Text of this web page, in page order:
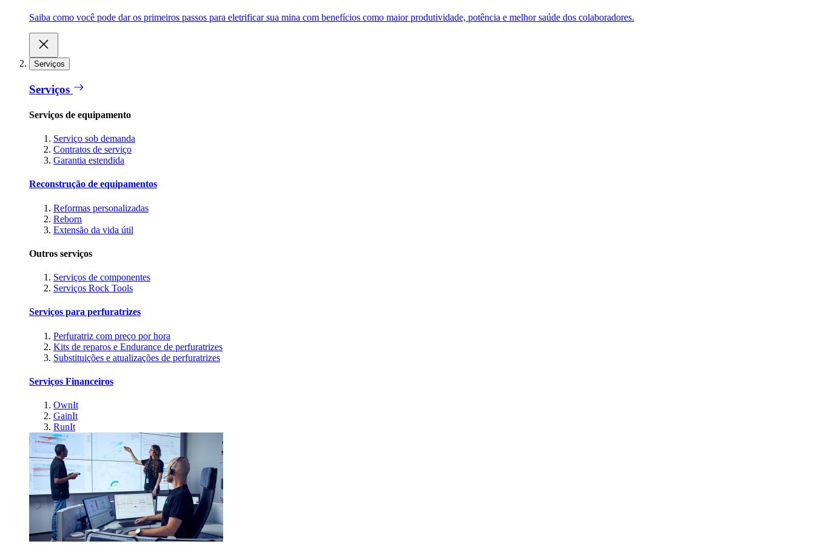
Saiba como você pode dar os primeiros passos para eletrificar sua mina com benefícios como maior produtividade, potência e melhor saúde dos colaboradores.
Serviços
Serviços
Serviços de equipamento
Serviço sob demanda
Contratos de serviço
Garantia estendida
Reconstrução de equipamentos
Reformas personalizadas
Reborn
Extensão da vida útil
Outros serviços
Serviços de componentes
Serviços Rock Tools
Serviços para perfuratrizes
Perfuratriz com preço por hora
Kits de reparos e Endurance de perfuratrizes
Substituições e atualizações de perfuratrizes
Serviços Financeiros
OwnIt
GainIt
RunIt